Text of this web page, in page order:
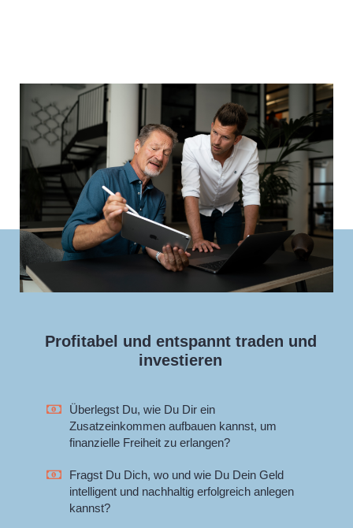
Profitabel und entspannt traden und
investieren
Überlegst Du, wie Du Dir ein
Zusatzeinkommen aufbauen kannst, um
finanzielle Freiheit zu erlangen?
Fragst Du Dich, wo und wie Du Dein Geld
intelligent und nachhaltig erfolgreich anlegen
kannst?